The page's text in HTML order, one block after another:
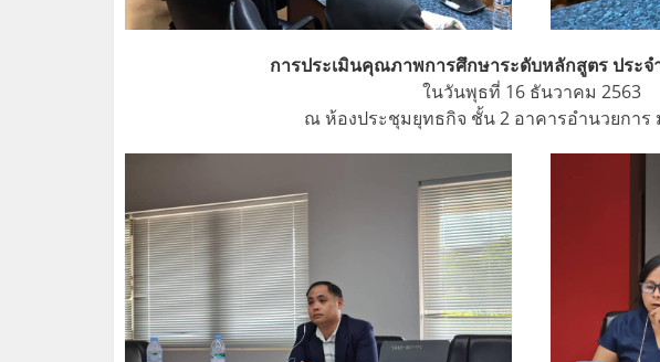
การประเมินคุณภาพการศึกษาระดับหลักสูตร ประจ
ในวันพุธที่ 16 ธันวาคม 2563
ณ ห้องประชุมยุทธกิจ ชั้น 2 อาคารอำนวยการ